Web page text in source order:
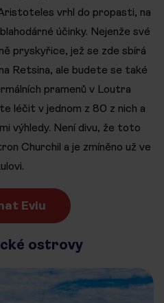
vrhl do propasti, na
účinky. Nejenže své
pryskyřice, jež se zde sbírá
Retsina, ale budete se také
pramenů v Loutra
léčit v jednom z 80 z nich a
výhledy. Není divu, že toto
Churchil a je zmíněno už ve
Eviu
ostrovy